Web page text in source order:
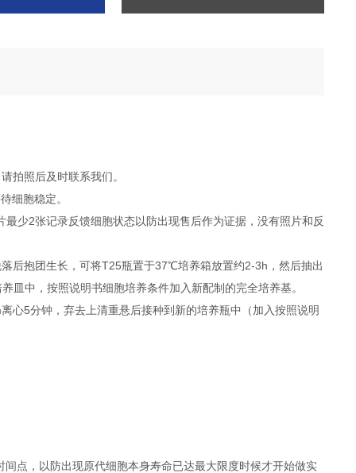
拍照后及时联系我们。
细胞稳定。
少2张记录反馈细胞状态以防出现售后作为证据，没有照片和反
后抱团生长，可将T25瓶置于37℃培养箱放置约2-3h，然后抽出
中，按照说明书细胞培养条件加入新配制的完全培养基。
5分钟，弃去上清重悬后接种到新的培养瓶中（加入按照说明
点，以防出现原代细胞本身寿命已达最大限度时候才开始做实